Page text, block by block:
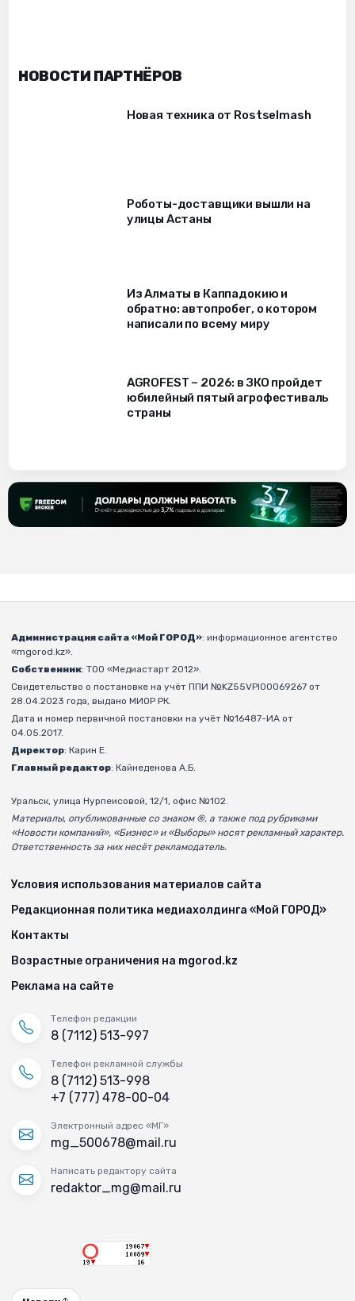
НОВОСТИ ПАРТНЁРОВ
Новая техника от Rostselmash
Роботы-доставщики вышли на
улицы Астаны
Из Алматы в Каппадокию и
обратно: автопробег, о котором
написали по всему миру
AGROFEST – 2026: в ЗКО пройдет
юбилейный пятый агрофестиваль
страны
Администрация сайта «Мой ГОРОД»: информационное агентство
«mgorod.kz».
Собственник: ТОО «Медиастарт 2012».
Свидетельство о постановке на учёт ППИ №KZ55VPI00069267 от
28.04.2023 года, выдано МИОР РК.
Дата и номер первичной постановки на учёт №16487-ИА от
04.05.2017.
Директор: Карин Е.
Главный редактор: Кайнеденова А.Б.
Уральск, улица Нурпеисовой, 12/1, офис №102.
Материалы, опубликованные со знаком ®, а также под рубриками
«Новости компаний», «Бизнес» и «Выборы» носят рекламный характер.
Ответственность за них несёт рекламодатель.
Условия использования материалов сайта
Редакционная политика медиахолдинга «Мой ГОРОД»
Контакты
Возрастные ограничения на mgorod.kz
Реклама на сайте
Телефон редакции
8 (7112) 513-997
Телефон рекламной службы
8 (7112) 513-998
+7 (777) 478-00-04
Электронный адрес «МГ»
mg_500678@mail.ru
Написать редактору сайта
redaktor_mg@mail.ru